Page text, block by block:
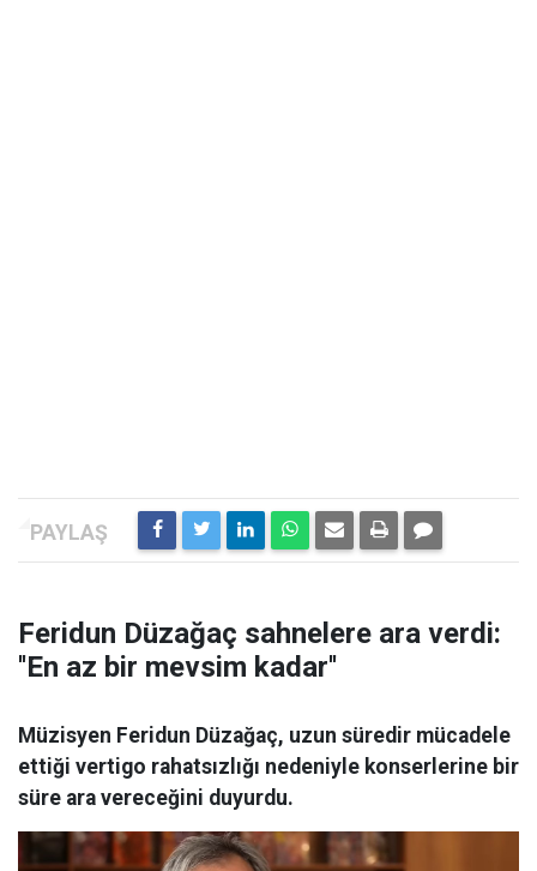
Feridun Düzağaç sahnelere ara verdi:
''En az bir mevsim kadar''
Müzisyen Feridun Düzağaç, uzun süredir mücadele
ettiği vertigo rahatsızlığı nedeniyle konserlerine bir
süre ara vereceğini duyurdu.